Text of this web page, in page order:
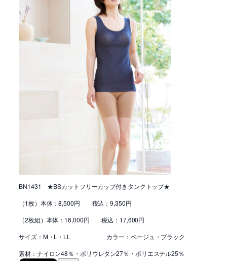
BN1431 ★BSカットフリーカップ付きタンクトップ★
（1枚）本体：8,500円 税込：9,350円
（2枚組）本体：16,000円 税込：17,600円
サイズ：M・L・LL カラー：ベージュ・ブラック
素材：ナイロン48％・ポリウレタン27％・ポリエステル25％